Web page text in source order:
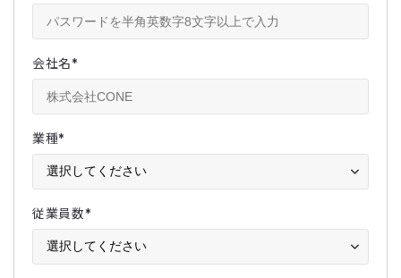
会社名*
業種*
従業員数*